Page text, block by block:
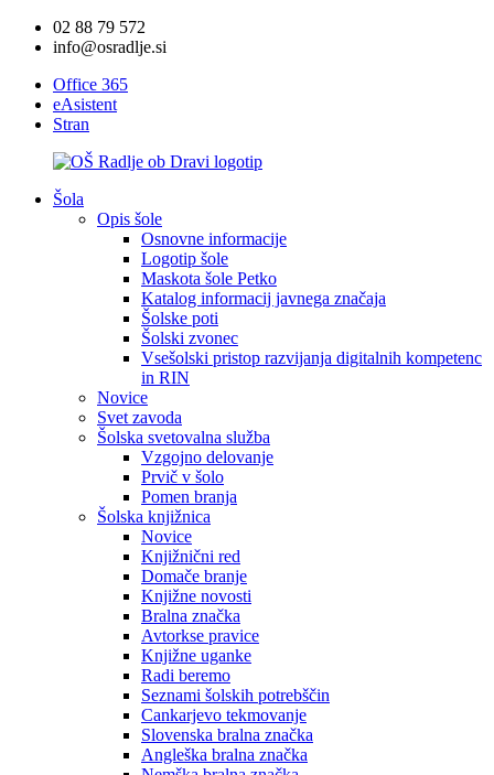
02 88 79 572
info@osradlje.si
Office 365
eAsistent
Stran
Šola
Opis šole
Osnovne informacije
Logotip šole
Maskota šole Petko
Katalog informacij javnega značaja
Šolske poti
Šolski zvonec
Vsešolski pristop razvijanja digitalnih kompetenc
in RIN
Novice
Svet zavoda
Šolska svetovalna služba
Vzgojno delovanje
Prvič v šolo
Pomen branja
Šolska knjižnica
Novice
Knjižnični red
Domače branje
Knjižne novosti
Bralna značka
Avtorkse pravice
Knjižne uganke
Radi beremo
Seznami šolskih potrebščin
Cankarjevo tekmovanje
Slovenska bralna značka
Angleška bralna značka